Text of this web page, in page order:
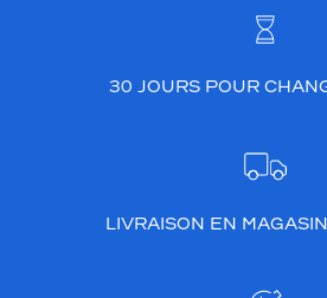
30 JOURS POUR
LIVRAISON EN